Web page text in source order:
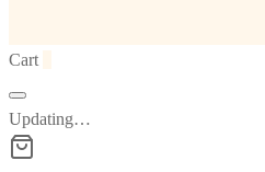
Cart
Updating…